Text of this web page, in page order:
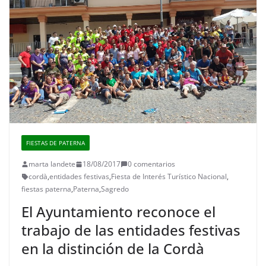
FIESTAS DE PATERNA
marta landete 18/08/2017
0 comentarios
cordà,entidades festivas,Fiesta de Interés Turístico Nacional,
fiestas paterna,Paterna,Sagredo
El Ayuntamiento reconoce el
trabajo de las entidades festivas
en la distinción de la Cordà